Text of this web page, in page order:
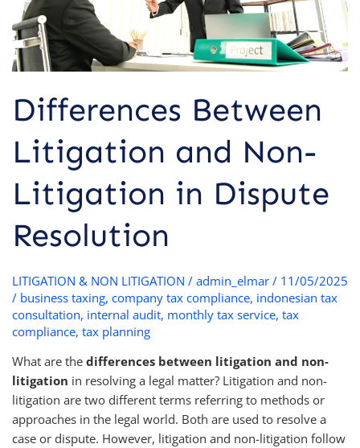
Differences Between
Litigation and Non-
Litigation in Dispute
Resolution
LITIGATION & NON LITIGATION / admin_elmar / 11/05/2025
/ business taxing, company tax compliance, indonesian tax
consultation, internal audit, monthly tax service, tax
compliance, tax planning
What are the differences between litigation and non-
litigation in resolving a legal matter? Litigation and non-
litigation are two different terms referring to methods or
approaches in the legal world. Both are used to resolve a
case or dispute. However, litigation and non-litigation follow
Resolution